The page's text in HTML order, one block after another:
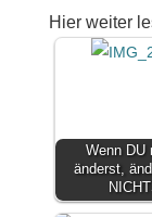
Hier weiter
Wenn DU
änderst,